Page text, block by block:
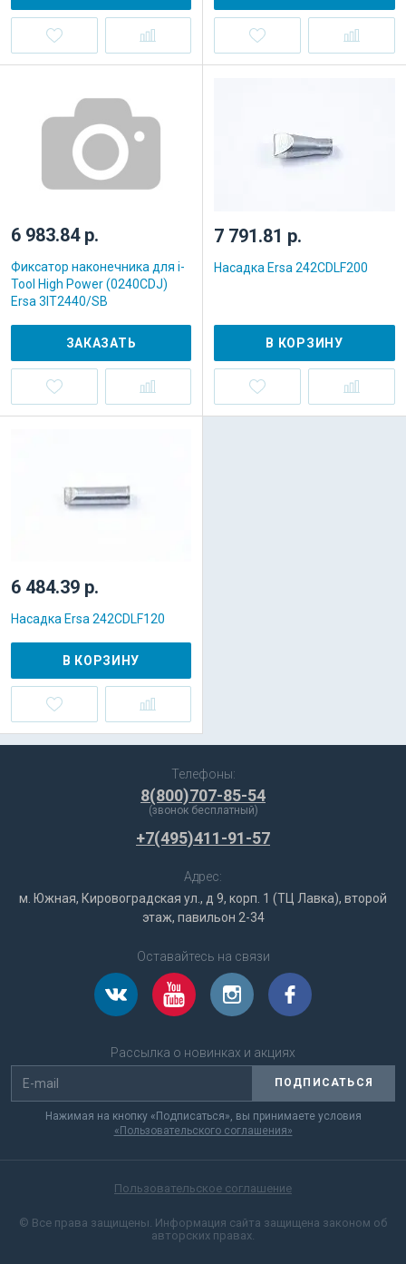
6 983.84 р.
Фиксатор наконечника для i-
Tool High Power (0240CDJ)
Ersa 3IT2440/SB
ЗАКАЗАТЬ
7 791.81 р.
Насадка Ersa 242CDLF200
В КОРЗИНУ
6 484.39 р.
Насадка Ersa 242CDLF120
В КОРЗИНУ
Телефоны:
8(800)707-85-54
(звонок бесплатный)
+7(495)411-91-57
Адрес:
м. Южная, Кировоградская ул., д 9, корп. 1 (ТЦ Лавка), второй
этаж, павильон 2-34
Оставайтесь на связи
Рассылка о новинках и акциях
ПОДПИСАТЬСЯ
Нажимая на кнопку «Подписаться», вы принимаете условия
«Пользовательского соглашения»
Пользовательское соглашение
© Все права защищены. Информация сайта защищена законом об
авторских правах.